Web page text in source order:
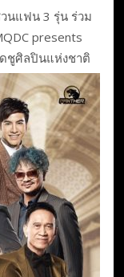
วนแฟน 3 รุ่น ร่วม
presents
ดชูศิลปินแห่งชาติ